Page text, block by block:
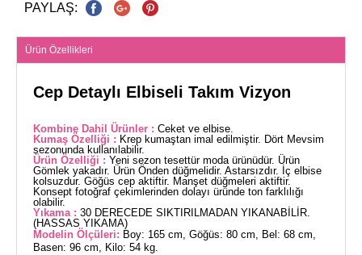
PAYLAŞ:
Ürün Özellikleri
Cep Detaylı Elbiseli Takım Vizyon
Kombine Dahil Ürünler : Ceket ve elbise.
Kumaş Özelliği : Krep kumaştan imal edilmiştir. Dört Mevsim
sezonunda kullanılabilir.
Ürün Özelliği : Yeni sezon tesettür moda ürünüdür. Ürün
Gömlek yakadır. Ürün Önden düğmelidir. Astarsızdır. İç elbise
kolsuzdur. Göğüs cep aktiftir. Manşet düğmeleri aktiftir.
Konsept fotoğraf çekimlerinden dolayı üründe ton farklılığı
olabilir.
Yıkama : 30 DERECEDE SIKTIRILMADAN YIKANABİLİR.
(HASSAS YIKAMA)
Modelin Ölçüleri: Boy: 165 cm, Göğüs: 80 cm, Bel: 68 cm,
Basen: 96 cm, Kilo: 54 kg.